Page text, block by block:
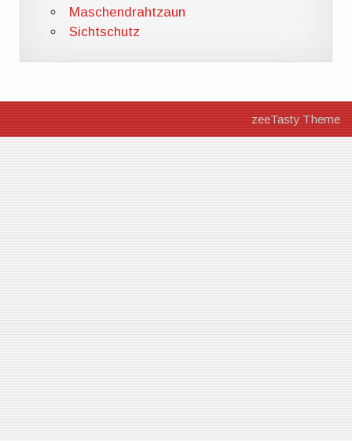
Maschendrahtzaun
Sichtschutz
zeeTasty Theme